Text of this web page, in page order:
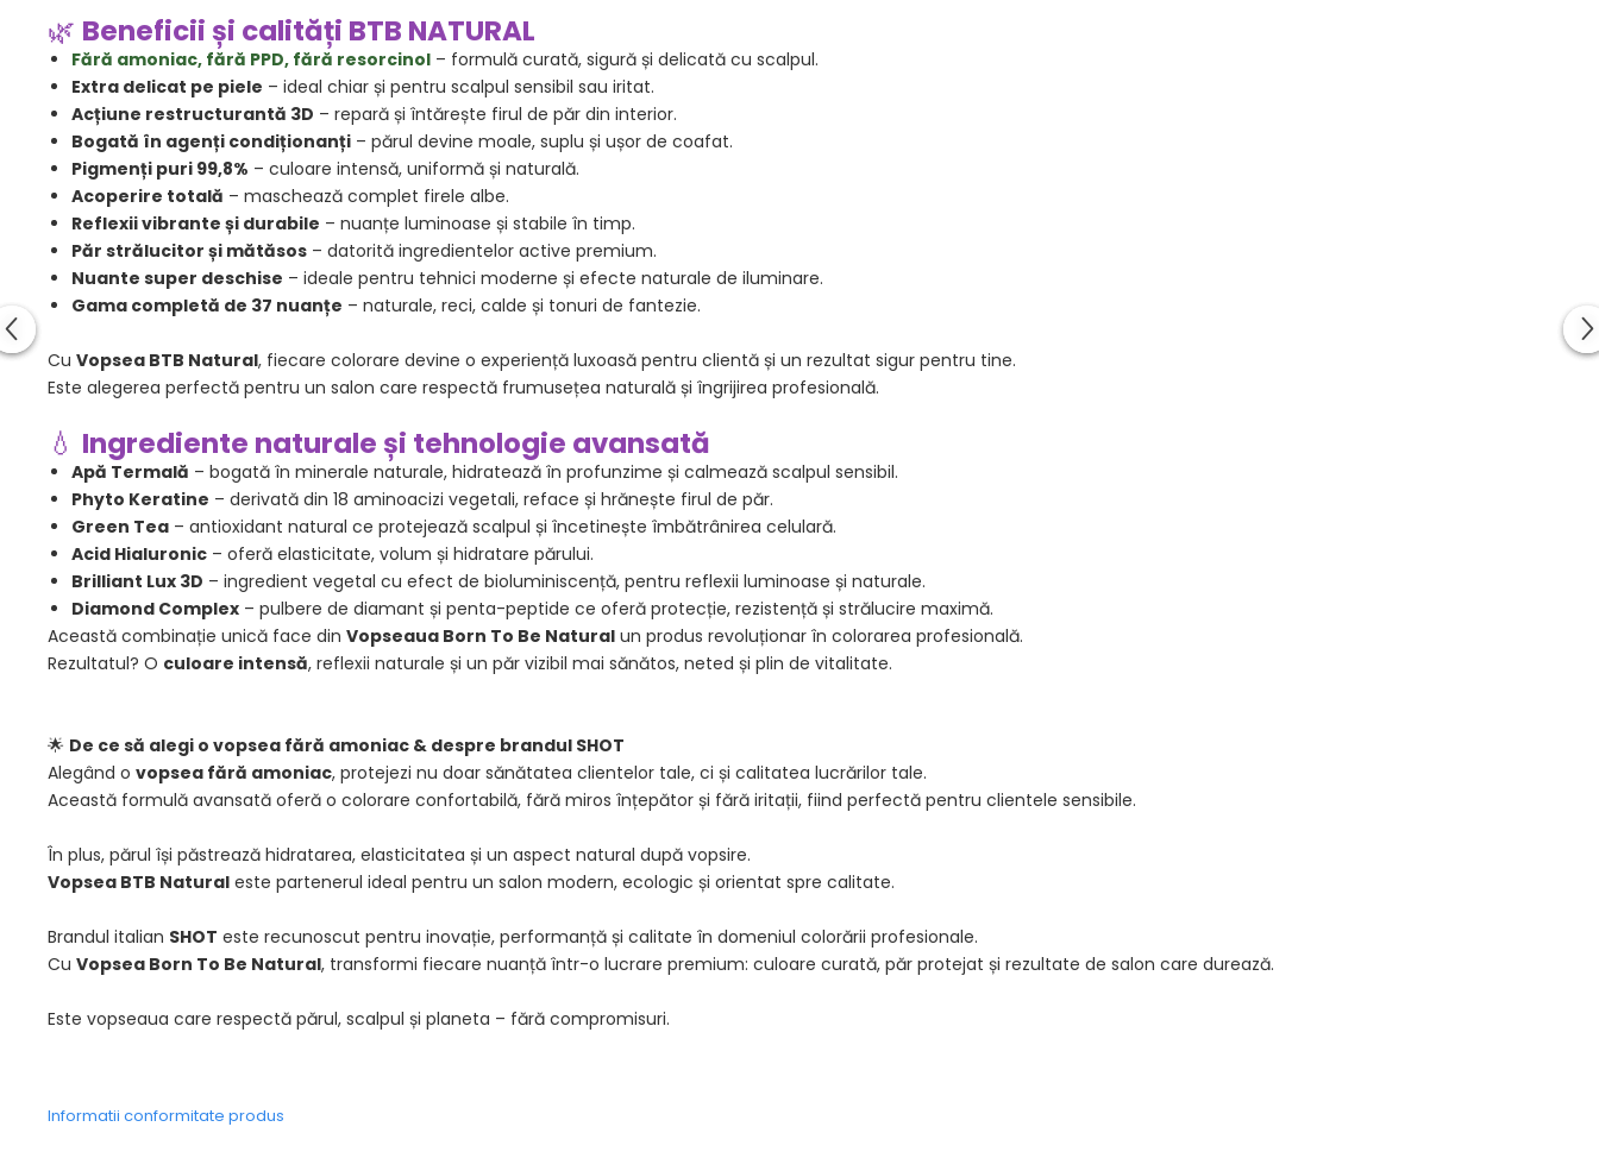
🌿 Beneficii și calități BTB NATURAL
Fără amoniac, fără PPD, fără resorcinol – formulă curată, sigură și delicată cu scalpul.
Extra delicat pe piele – ideal chiar și pentru scalpul sensibil sau iritat.
Acțiune restructurantă 3D – repară și întărește firul de păr din interior.
Bogată în agenți condiționanți – părul devine moale, suplu și ușor de coafat.
Pigmenți puri 99,8% – culoare intensă, uniformă și naturală.
Acoperire totală – maschează complet firele albe.
Reflexii vibrante și durabile – nuanțe luminoase și stabile în timp.
Păr strălucitor și mătăsos – datorită ingredientelor active premium.
Nuante super deschise – ideale pentru tehnici moderne și efecte naturale de iluminare.
Gama completă de 37 nuanțe – naturale, reci, calde și tonuri de fantezie.
Cu Vopsea BTB Natural, fiecare colorare devine o experiență luxoasă pentru clientă și un rezultat sigur pentru tine.
Este alegerea perfectă pentru un salon care respectă frumusețea naturală și îngrijirea profesională.
💧 Ingrediente naturale și tehnologie avansată
Apă Termală – bogată în minerale naturale, hidratează în profunzime și calmează scalpul sensibil.
Phyto Keratine – derivată din 18 aminoacizi vegetali, reface și hrănește firul de păr.
Green Tea – antioxidant natural ce protejează scalpul și încetinește îmbătrânirea celulară.
Acid Hialuronic – oferă elasticitate, volum și hidratare părului.
Brilliant Lux 3D – ingredient vegetal cu efect de bioluminiscență, pentru reflexii luminoase și naturale.
Diamond Complex – pulbere de diamant și penta-peptide ce oferă protecție, rezistență și strălucire maximă.
Această combinație unică face din Vopseaua Born To Be Natural un produs revoluționar în colorarea profesională.
Rezultatul? O culoare intensă, reflexii naturale și un păr vizibil mai sănătos, neted și plin de vitalitate.
🌟 De ce să alegi o vopsea fără amoniac & despre brandul SHOT
Alegând o vopsea fără amoniac, protejezi nu doar sănătatea clientelor tale, ci și calitatea lucrărilor tale.
Această formulă avansată oferă o colorare confortabilă, fără miros înțepător și fără iritații, fiind perfectă pentru clientele sensibile.
În plus, părul își păstrează hidratarea, elasticitatea și un aspect natural după vopsire.
Vopsea BTB Natural este partenerul ideal pentru un salon modern, ecologic și orientat spre calitate.
Brandul italian SHOT este recunoscut pentru inovație, performanță și calitate în domeniul colorării profesionale.
Cu Vopsea Born To Be Natural, transformi fiecare nuanță într-o lucrare premium: culoare curată, păr protejat și rezultate de salon care durează.
Este vopseaua care respectă părul, scalpul și planeta – fără compromisuri.
Informatii conformitate produs